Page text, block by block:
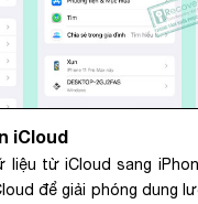
iCloud
liệu từ iCloud sang
để giải phóng dung